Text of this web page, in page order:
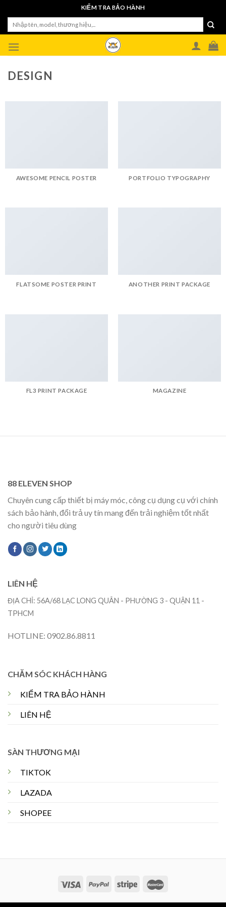
content
KIỂM TRA BẢO HÀNH
DESIGN
AWESOME PENCIL POSTER PORTFOLIO TYPOGRAPHY
FLATSOME POSTER PRINT ANOTHER PRINT PACKAGE
FL3 PRINT PACKAGE MAGAZINE
88 ELEVEN SHOP
Chuyên cung cấp thiết bị máy móc, công cụ dụng cụ với chính
sách bảo hành, đổi trả uy tín mang đến trải nghiệm tốt nhất
cho người tiêu dùng
CHĂM SÓC KHÁCH HÀNG
KIỂM TRA BẢO HÀNH
LIÊN HỆ
SÀN THƯƠNG MẠI
TIKTOK
LAZADA
SHOPEE
LIÊN HỆ
ĐỊA CHỈ: 56A/68 LẠC LONG QUÂN - PHƯỜNG 3 - QUẬN 11 -
TPHCM
HOTLINE: 0902.86.8811